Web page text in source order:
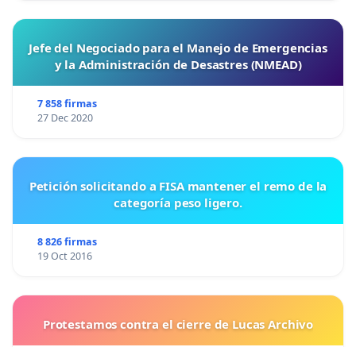
Jefe del Negociado para el Manejo de Emergencias
y la Administración de Desastres (NMEAD)
7 858 firmas
27 Dec 2020
Petición solicitando a FISA mantener el remo de la
categoría peso ligero.
8 826 firmas
19 Oct 2016
Protestamos contra el cierre de Lucas Archivo